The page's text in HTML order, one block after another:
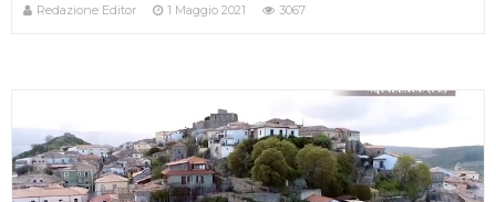
Redazione Editor 1 Maggio 2021 3067